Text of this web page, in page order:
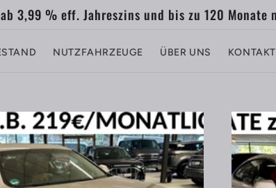
60 Monate Gebrauchtwagengarantie möglich!
NUTZFAHRZEUGE ÜBER UNS KONTAKT